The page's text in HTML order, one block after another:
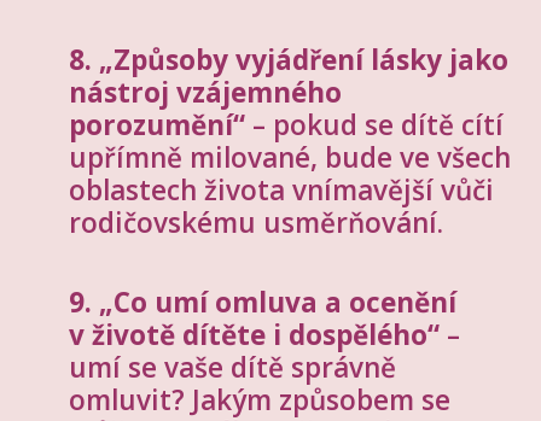
8. „Způsoby vyjádření lásky jako
nástroj vzájemného
porozumění“ – pokud se dítě cítí
upřímně milované, bude ve všech
oblastech života vnímavější vůči
rodičovskému usměrňování.
9. „Co umí omluva a ocenění
v životě dítěte i dospělého“ –
umí se vaše dítě správně
omluvit? Jakým způsobem se